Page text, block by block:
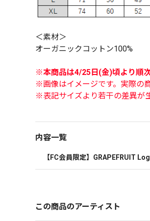
＜素材＞
オーガニックコットン100%
※本商品は4/25日(金)頃より順次
※画像はイメージです。実際の
※表記サイズより若干の差異が
内容一覧
【FC会員限定】GRAPEFRUIT
この商品のアーティスト